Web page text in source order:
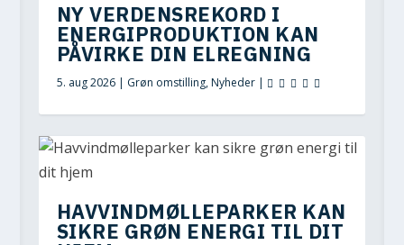
NY VERDENSREKORD I
ENERGIPRODUKTION KAN
PÅVIRKE DIN ELREGNING
5. aug 2026| Grøn omstilling,Nyheder|
HAVVINDMØLLEPARKER KAN
SIKRE GRØN ENERGI TIL DIT